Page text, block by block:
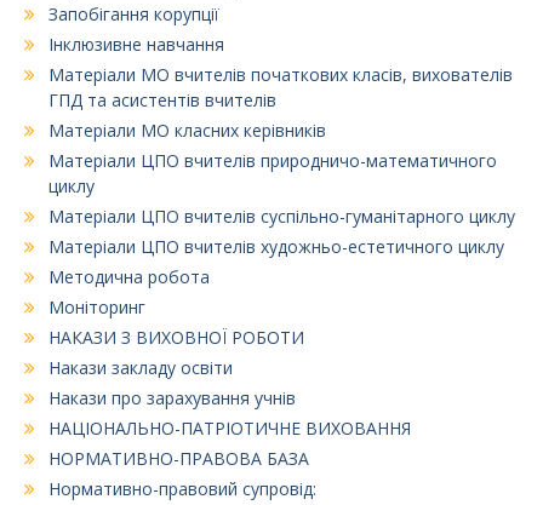
Запобігання корупції
Інклюзивне навчання
Матеріали МО вчителів початкових класів, вихователів
ГПД та асистентів вчителів
Матеріали МО класних керівників
Матеріали ЦПО вчителів природничо-математичного
циклу
Матеріали ЦПО вчителів суспільно-гуманітарного циклу
Матеріали ЦПО вчителів художньо-естетичного циклу
Методична робота
Моніторинг
НАКАЗИ З ВИХОВНОЇ РОБОТИ
Накази закладу освіти
Накази про зарахування учнів
НАЦІОНАЛЬНО-ПАТРІОТИЧНЕ ВИХОВАННЯ
НОРМАТИВНО-ПРАВОВА БАЗА
Нормативно-правовий супровід: